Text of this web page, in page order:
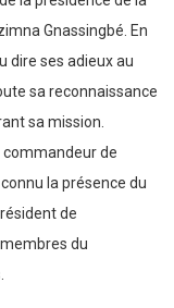
Gnassingbé. En
dire ses adieux au
sa reconnaissance
sa mission.
commandeur de
la présence du
de
du